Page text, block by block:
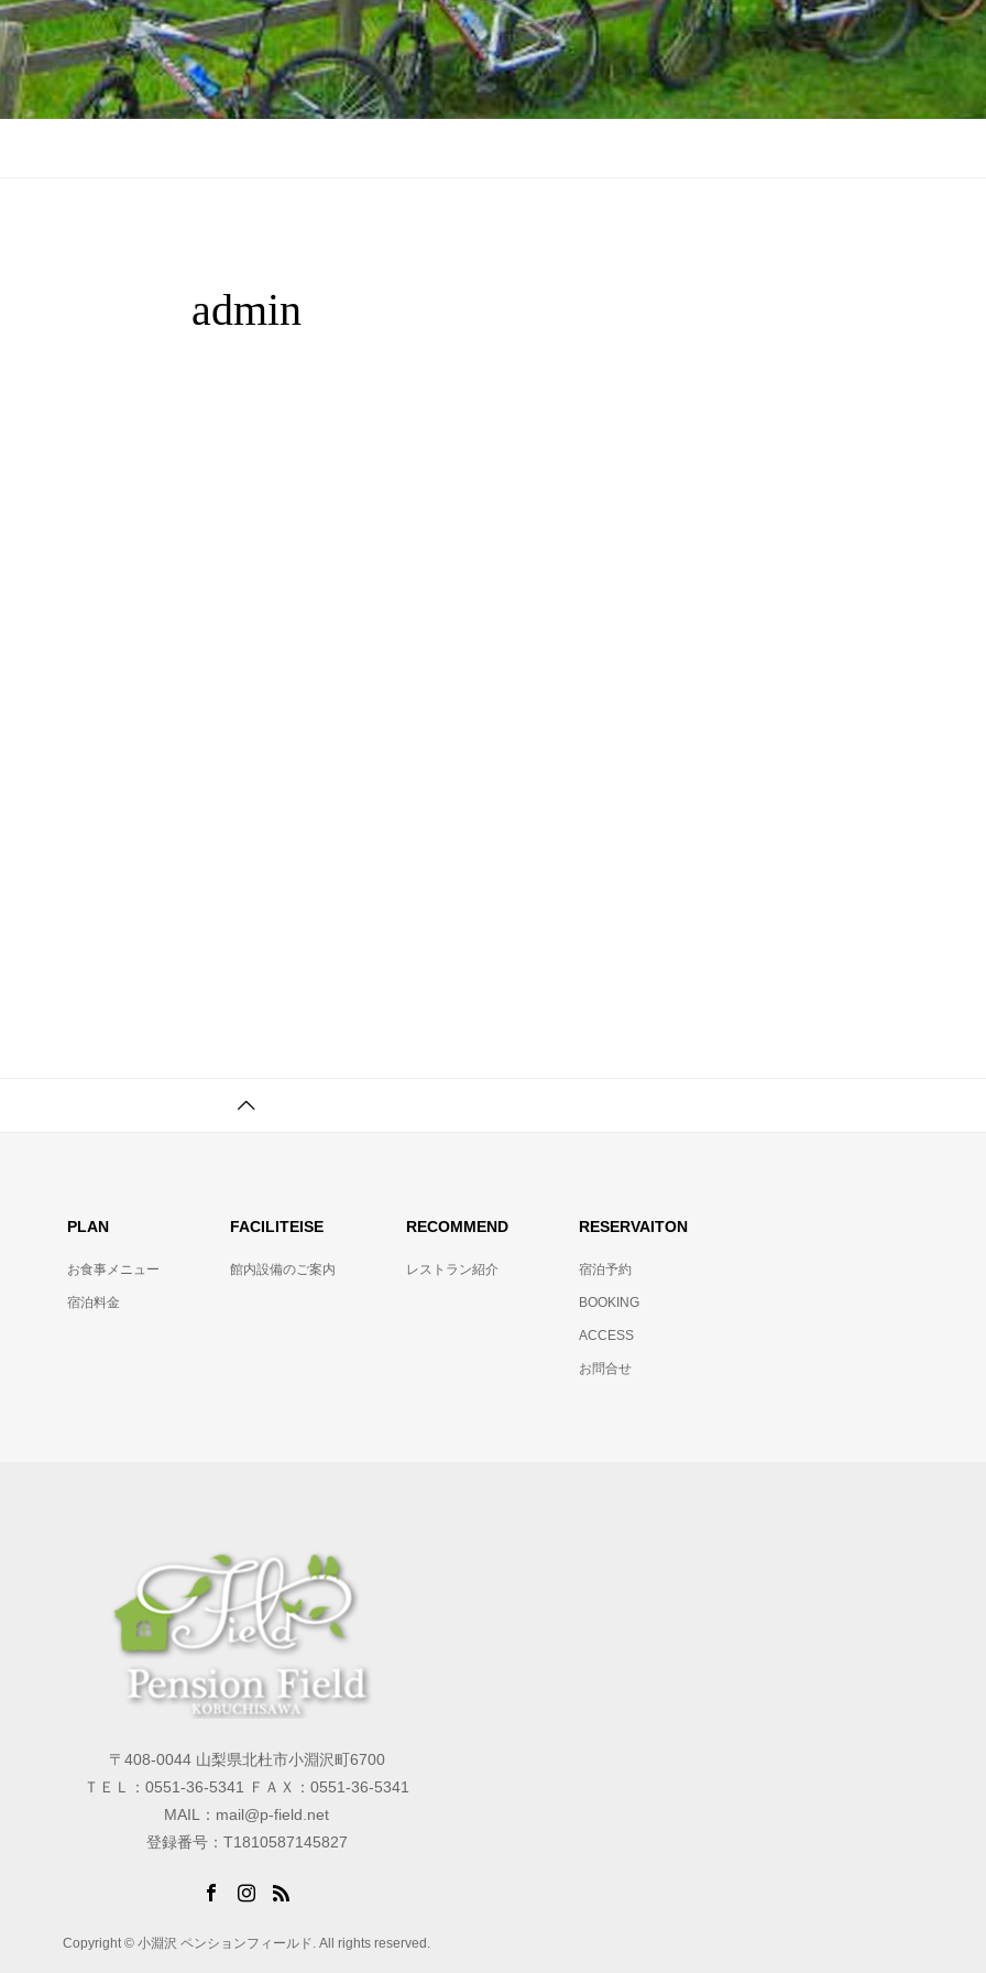
admin
PLAN
お食事メニュー
宿泊料金
FACILITEISE
館内設備のご案内
RECOMMEND
レストラン紹介
RESERVAITON
宿泊予約
BOOKING
ACCESS
お問合せ
〒408-0044 山梨県北杜市小淵沢町6700
ＴＥＬ：0551-36-5341 ＦＡＸ：0551-36-5341
MAIL：mail@p-field.net
登録番号：T1810587145827
Copyright © 小淵沢 ペンションフィールド. All rights reserved.